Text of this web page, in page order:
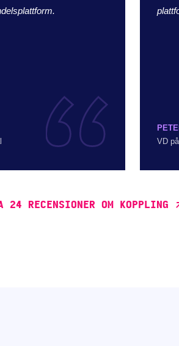
VD
24 RECENSIONER OM KOPPLING